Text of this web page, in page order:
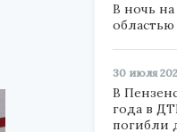
В ночь на
30 июля
В
года в
погибли